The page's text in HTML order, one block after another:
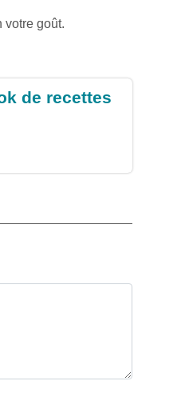
votre goût.
de recettes